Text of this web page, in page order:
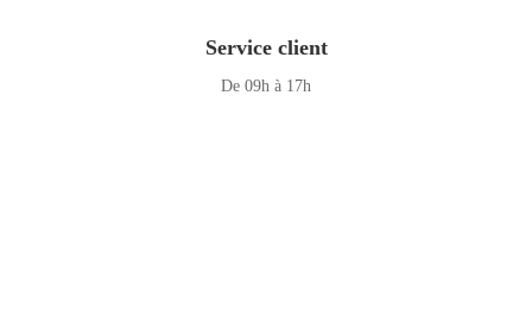
Service client
De 09h à 17h